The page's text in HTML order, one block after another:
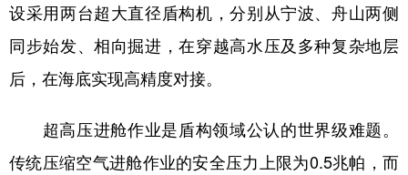
English Español Français عربى
设采用两台超大直径盾构机，分别从宁波、舟山两侧
同步始发、相向掘进，在穿越高水压及多种复杂地层
后，在海底实现高精度对接。
超高压进舱作业是盾构领域公认的世界级难题。
传统压缩空气进舱作业的安全压力上限为0.5兆帕，而